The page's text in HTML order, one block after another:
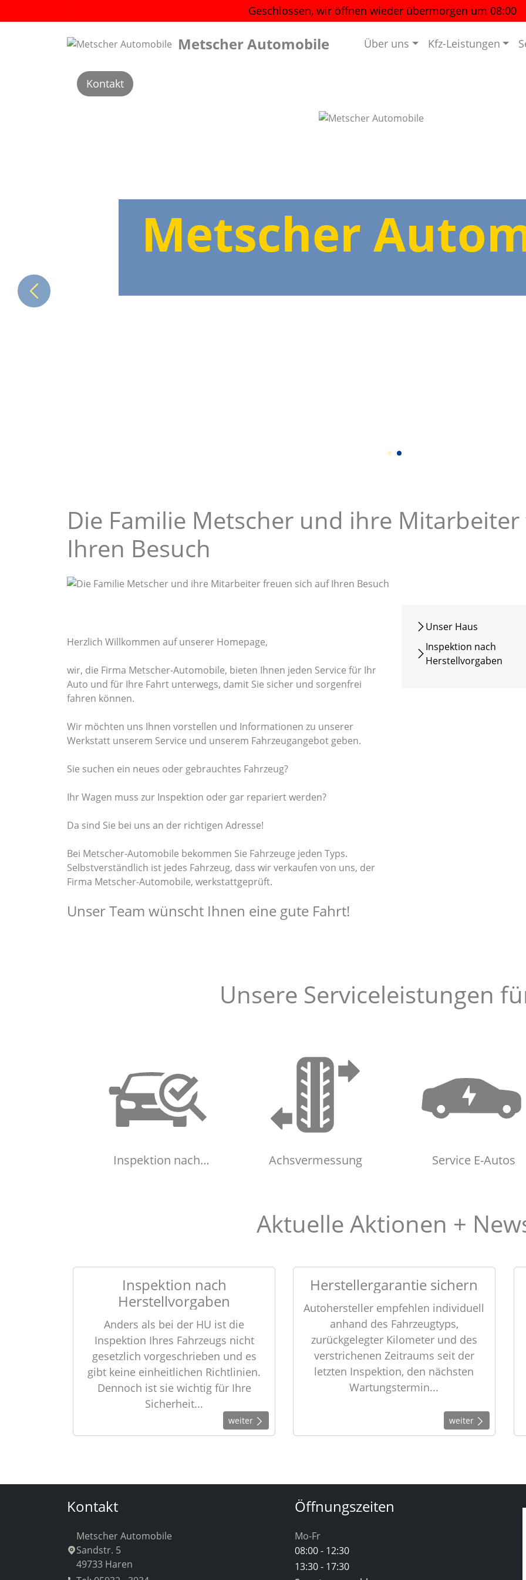
Geschlossen, wir öffnen wieder übermorgen um 08:00
Metscher Automobile Über uns Kfz-Leistungen
Kontakt
Metscher
Die Familie Metscher und ihre
Ihren Besuch
Herzlich Willkommen auf unserer Homepage,
wir, die Firma Metscher-Automobile, bieten Ihnen jeden Service für Ihr
Auto und für Ihre Fahrt unterwegs, damit Sie sicher und sorgenfrei
fahren können.
Wir möchten uns Ihnen vorstellen und Informationen zu unserer
Werkstatt unserem Service und unserem Fahrzeugangebot geben.
Sie suchen ein neues oder gebrauchtes Fahrzeug?
Ihr Wagen muss zur Inspektion oder gar repariert werden?
Da sind Sie bei uns an der richtigen Adresse!
Bei Metscher-Automobile bekommen Sie Fahrzeuge jeden Typs.
Selbstverständlich ist jedes Fahrzeug, dass wir verkaufen von uns, der
Firma Metscher-Automobile, werkstattgeprüft.
Unser Haus
Inspektion nach
Herstellvorgaben
Unser Team wünscht Ihnen eine gute Fahrt!
Unsere Serviceleistungen
Inspektion nach
Inspektion nach
Herstellvorgaben
Achsvermessung
Achsvermessung
Service E-Autos
Service E-Autos
Aktuelle Aktionen +
Inspektion nach
Herstellvorgaben
Anders als bei der HU ist die
Inspektion Ihres Fahrzeugs nicht
gesetzlich vorgeschrieben und es
gibt keine einheitlichen Richtlinien.
Dennoch ist sie wichtig für Ihre
Sicherheit...
weiter
Herstellergarantie sichern
Autohersteller empfehlen individuell
anhand des Fahrzeugtyps,
zurückgelegter Kilometer und des
verstrichenen Zeitraums seit der
letzten Inspektion, den nächsten
Wartungstermin...
weiter
Kontakt
Metscher Automobile
Sandstr. 5
49733 Haren
Öffnungszeiten
Mo-Fr
08:00 - 12:30
13:30 - 17:30